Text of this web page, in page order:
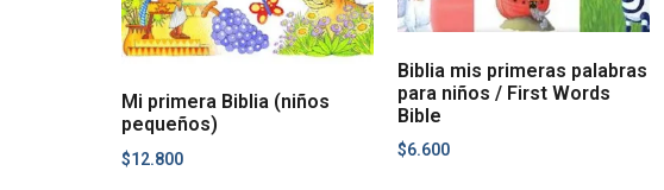
Mi primera Biblia (niños
pequeños)
$12.800
Biblia mis primeras palabras
para niños / First Words
Bible
$6.600